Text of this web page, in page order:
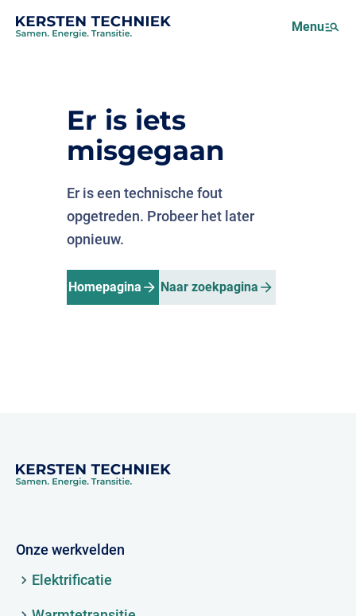
Over ons
Projecten
Menu
Er is iets
misgegaan
Er is een technische fout
opgetreden. Probeer het later
opnieuw.
Homepagina Naar zoekpagina
Onze werkvelden
Elektrificatie